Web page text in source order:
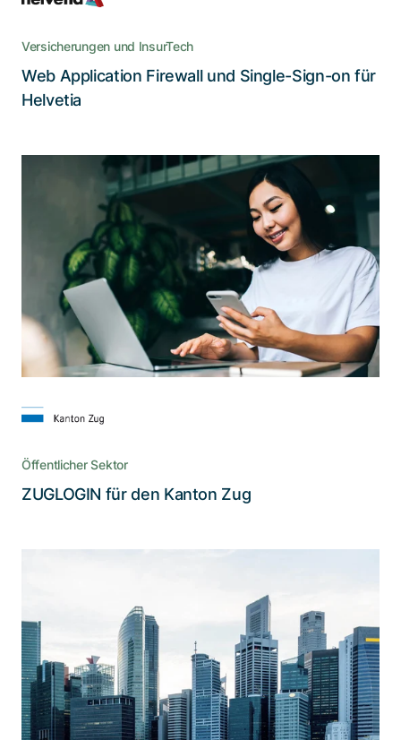
Lesen Sie die Story
Versicherungen und InsurTech
Web Application Firewall und Single-Sign-on für
Helvetia
Die Digitalisierung behördlicher
Angelegenheiten: für alle ein Gewinn
Einwohner des Kantons Zug können nun ihre
Behördengänge sicher, effizient und papierlos
online erledigen ­– von überall und jederzeit
Öffentlicher Sektor
ZUGLOGIN für den Kanton Zug
Cyberrisiken
Das Portal vereinfacht die Zusammenarbeit und
Kommunikation zwischen Stakeholdern in der
gesamten Branche und dokumentiert
Cybersicherheitsvorfälle